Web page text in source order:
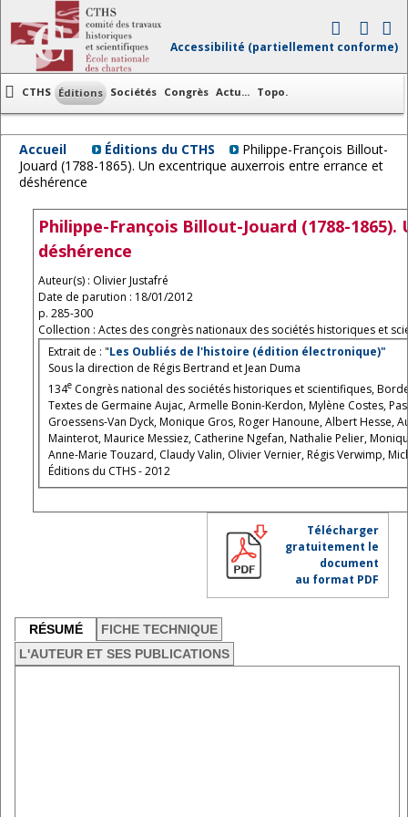
Accessibilité (partiellement conforme)
CTHS Éditions Sociétés Congrès Actu... Topo.
Accueil Éditions du CTHS
Philippe-François Billout-
Jouard (1788-1865). Un excentrique auxerrois entre errance et
déshérence
Philippe-François Billout-Jouard (1788-
déshérence
Auteur(s) : Olivier Justafré
Date de parution : 18/01/2012
p. 285-300
Collection : Actes des congrès nationaux des sociétés historiques et
Extrait de : "Les Oubliés de l'histoire (édition électronique)"
Sous la direction de Régis Bertrand et Jean Duma
134e Congrès national des sociétés historiques et scientifiques,
Textes de Germaine Aujac, Armelle Bonin-Kerdon, Mylène Costes,
Groessens-Van Dyck, Monique Gros, Roger Hanoune, Albert Hesse,
Mainterot, Maurice Messiez, Catherine Ngefan, Nathalie Pelier,
Anne-Marie Touzard, Claudy Valin, Olivier Vernier, Régis Verwimp,
Éditions du CTHS - 2012
Télécharger
gratuitement le
document
au format PDF
RÉSUMÉ
FICHE TECHNIQUE
L'AUTEUR ET SES PUBLICATIONS